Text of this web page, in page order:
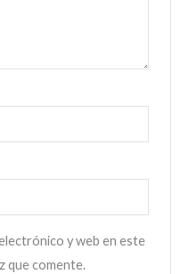
y web en este
que comente.